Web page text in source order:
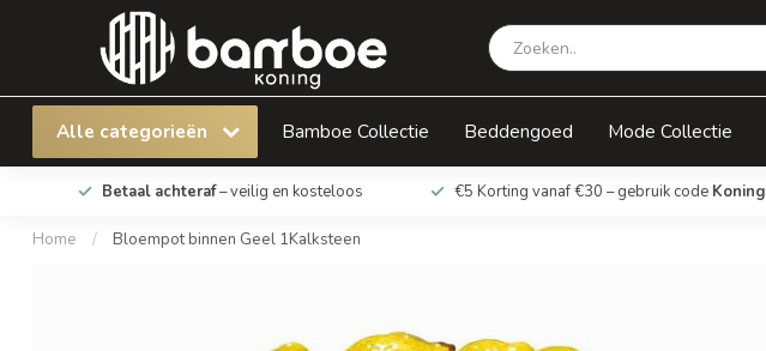
Alle categorieën Bamboe Collectie Beddengoed Mode Collectie
Betaal achteraf– veilig en kosteloos €5 Korting vanaf €30 – gebruik code Koning
Home / Bloempot binnen Geel 1Kalksteen
Bloempot binnen Geel 1Kalksteen